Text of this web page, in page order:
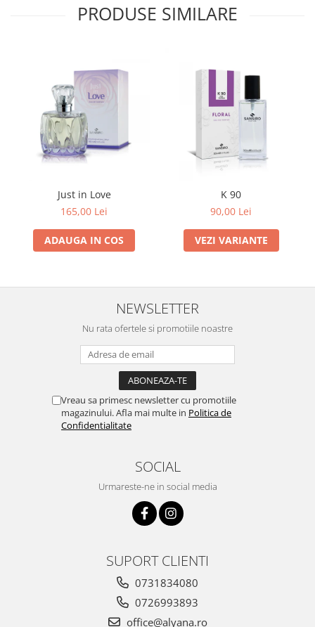
PRODUSE SIMILARE
Just in Love
165,00 Lei
ADAUGA IN COS
K 90
90,00 Lei
VEZI VARIANTE
NEWSLETTER
Nu rata ofertele si promotiile noastre
Vreau sa primesc newsletter cu promotiile
magazinului. Afla mai multe in Politica de
Confidentialitate
SOCIAL
Urmareste-ne in social media
SUPORT CLIENTI
0731834080
0726993893
office@alyana.ro